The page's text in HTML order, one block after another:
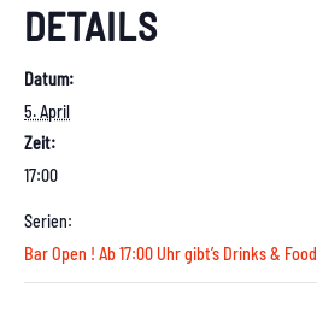
DETAILS
Datum:
5. April
Zeit:
17:00
Serien:
Bar Open ! Ab 17:00 Uhr gibt’s Drinks & Food